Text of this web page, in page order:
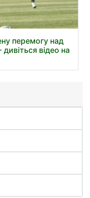
перемогу над
відео на